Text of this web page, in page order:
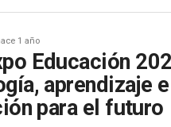
1 año
Educación
aprendizaje e
para el futuro